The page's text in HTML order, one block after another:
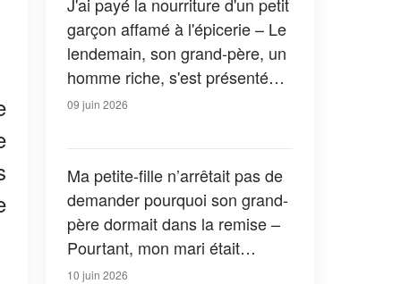
garçon affamé à l'épicerie – Le
lendemain, son grand-père, un
homme riche, s'est présenté
chez moi
09 juin 2026
Ma petite-fille n’arrêtait pas de
demander pourquoi son grand-
père dormait dans la remise –
Pourtant, mon mari était
décédé huit mois plus tôt
10 juin 2026